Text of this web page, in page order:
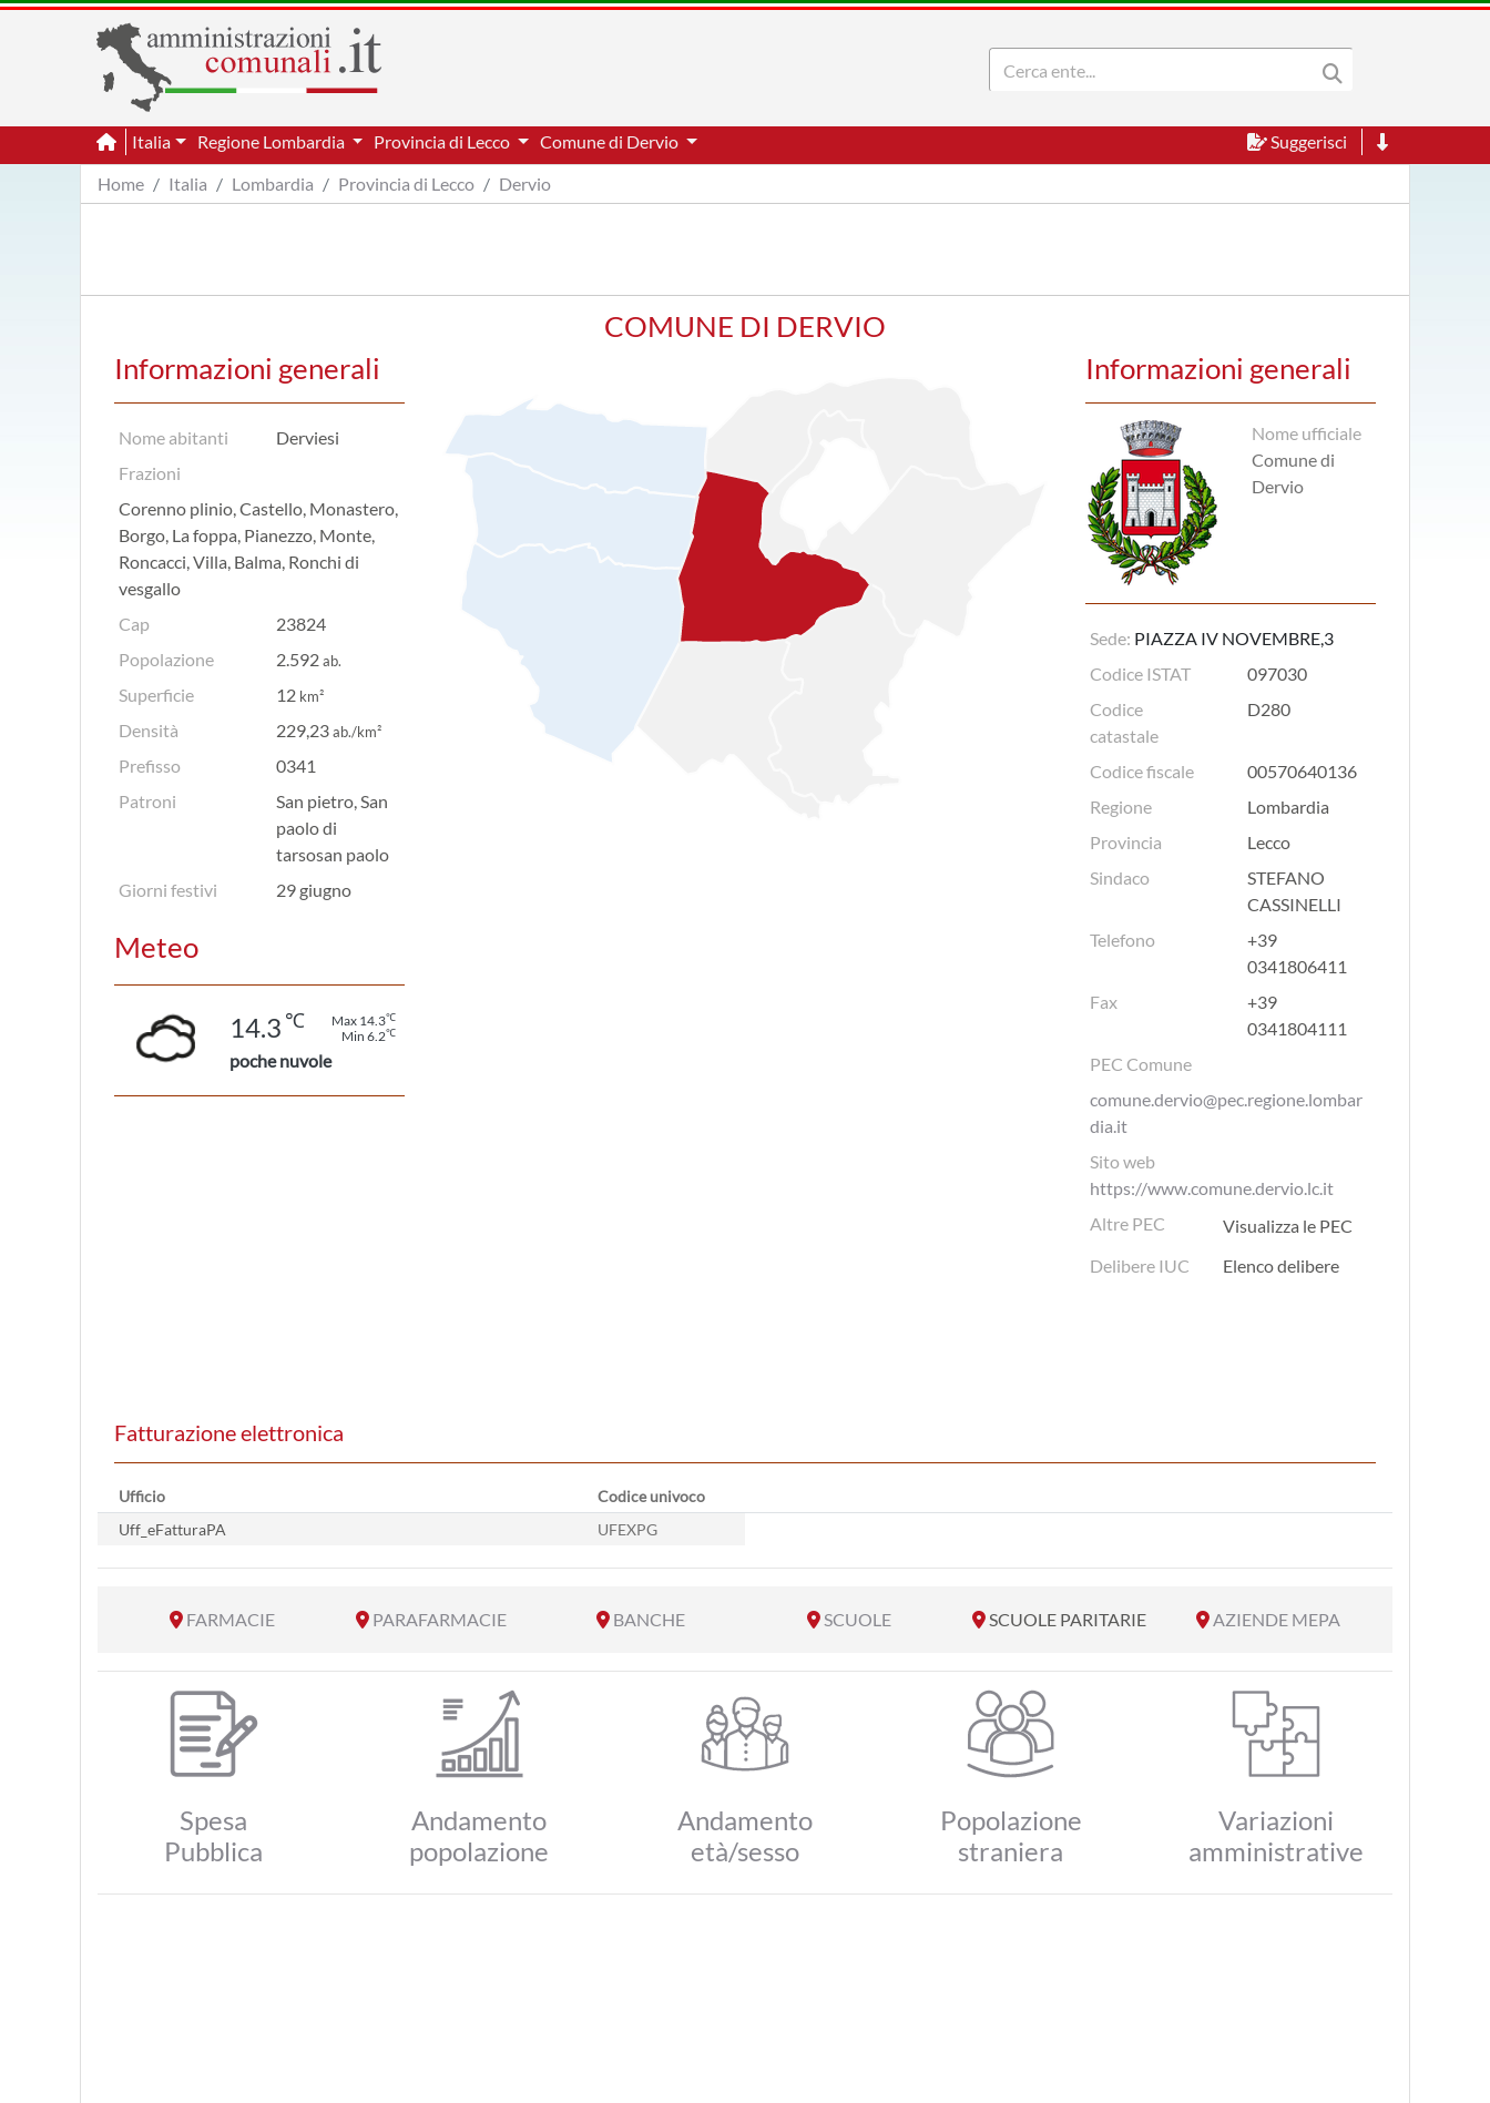
Italia Regione Lombardia Provincia di Lecco Comune di Dervio
Suggerisci
Home
Italia Lombardia Provincia di Lecco Dervio
COMUNE DI DERVIO
Informazioni generali
Nome ufficiale
Comune di
Dervio
Sede: PIAZZA IV NOVEMBRE,3
Codice ISTAT
097030
Codice
catastale
D280
Codice fiscale
00570640136
Regione
Lombardia
Provincia
Lecco
Sindaco
STEFANO
CASSINELLI
Telefono
+39
0341806411
Fax
+39
0341804111
PEC Comune
comune.dervio@pec.regione.lombar
dia.it
Sito web
https://www.comune.dervio.lc.it
Altre PEC
Visualizza le PEC
Delibere IUC
Elenco delibere
Informazioni generali
Nome abitanti
Derviesi
Frazioni
Corenno plinio, Castello, Monastero,
Borgo, La foppa, Pianezzo, Monte,
Roncacci, Villa, Balma, Ronchi di
vesgallo
Cap
23824
Popolazione
2.592ab.
Superficie 12 km²
Densità 229,23ab./km²
Prefisso
0341
Patroni
San pietro, San
paolo di
tarsosan paolo
Giorni festivi
29 giugno
Meteo
14.3 ℃ Max 14.3℃
Min 6.2℃
poche nuvole
Fatturazione elettronica
Ufficio
Codice univoco
Uff_eFatturaPA
UFEXPG
FARMACIE PARAFARMACIE BANCHE SCUOLE SCUOLE PARITARIE AZIENDE MEPA
Spesa
Pubblica
Andamento
popolazione
Andamento
età/sesso
Popolazione
straniera
Variazioni
amministrative